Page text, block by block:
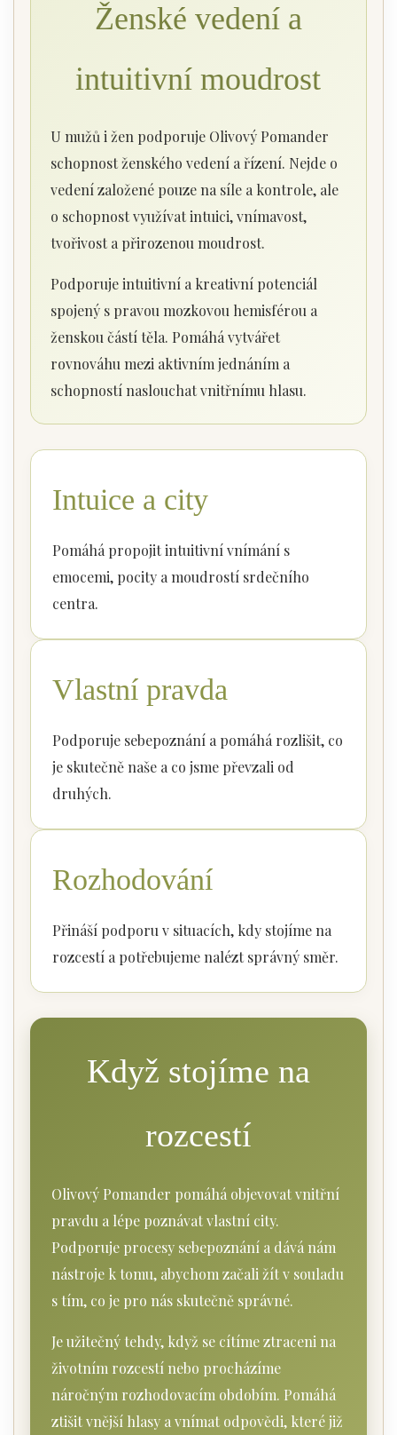
Ženské vedení a
intuitivní moudrost
U mužů i žen podporuje Olivový Pomander
schopnost ženského vedení a řízení. Nejde o
vedení založené pouze na síle a kontrole, ale
o schopnost využívat intuici, vnímavost,
tvořivost a přirozenou moudrost.
Podporuje intuitivní a kreativní potenciál
spojený s pravou mozkovou hemisférou a
ženskou částí těla. Pomáhá vytvářet
rovnováhu mezi aktivním jednáním a
schopností naslouchat vnitřnímu hlasu.
Intuice a city
Pomáhá propojit intuitivní vnímání s
emocemi, pocity a moudrostí srdečního
centra.
Vlastní pravda
Podporuje sebepoznání a pomáhá rozlišit, co
je skutečně naše a co jsme převzali od
druhých.
Rozhodování
Přináší podporu v situacích, kdy stojíme na
rozcestí a potřebujeme nalézt správný směr.
Když stojíme na
rozcestí
Olivový Pomander pomáhá objevovat vnitřní
pravdu a lépe poznávat vlastní city.
Podporuje procesy sebepoznání a dává nám
nástroje k tomu, abychom začali žít v souladu
s tím, co je pro nás skutečně správné.
Je užitečný tehdy, když se cítíme ztraceni na
životním rozcestí nebo procházíme
náročným rozhodovacím obdobím. Pomáhá
ztišit vnější hlasy a vnímat odpovědi, které již